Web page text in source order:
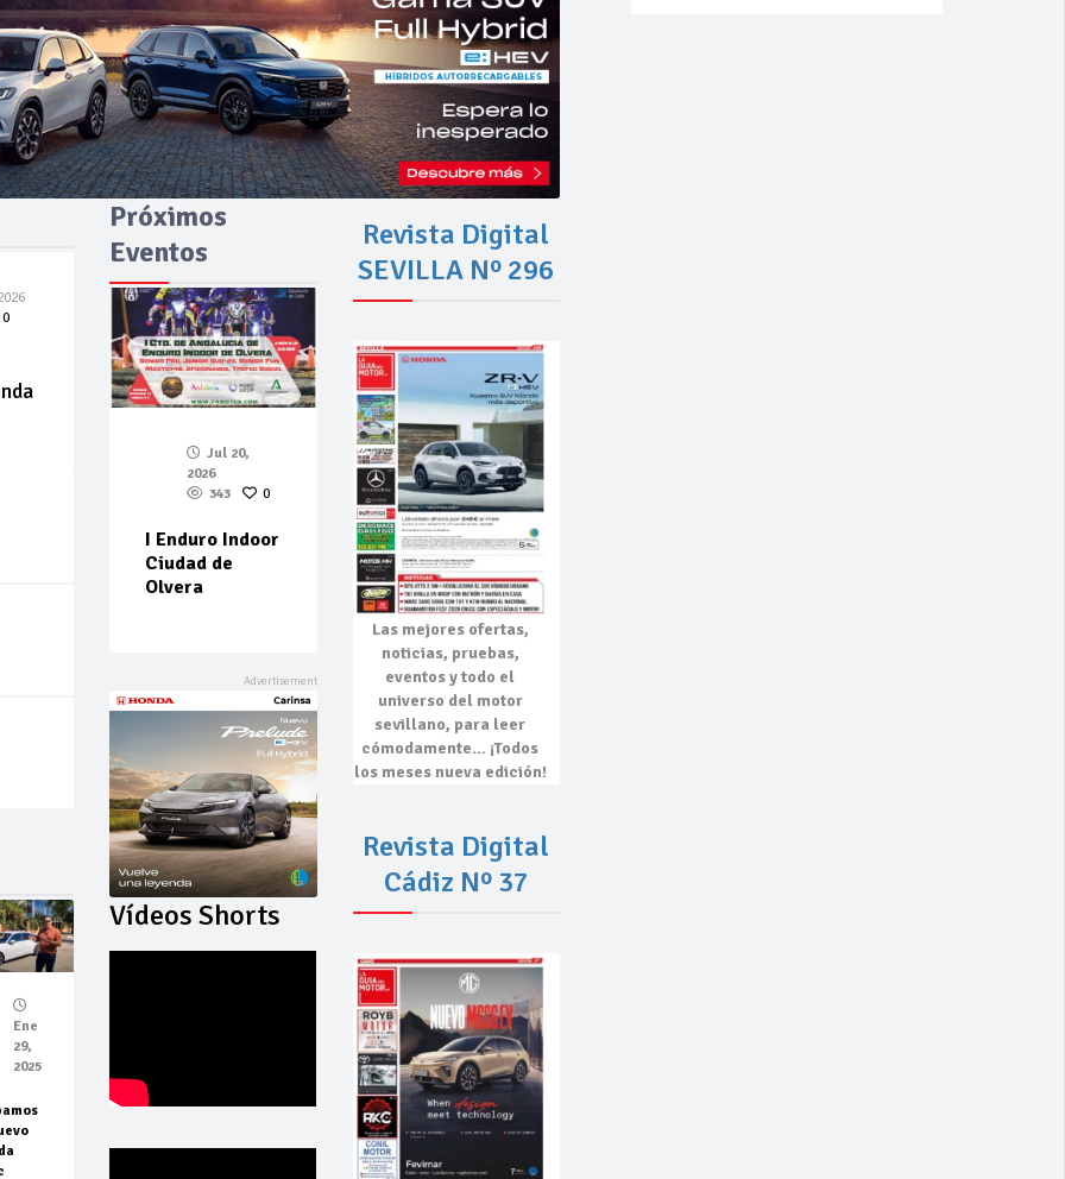
0
Ene
29,
2025
Próximos
Eventos
Jul 20,
2026
343
0
I Enduro Indoor
Ciudad de
Olvera
Vídeos Shorts
Revista Digital
SEVILLA Nº 296
Las mejores ofertas,
noticias, pruebas,
eventosy todo el
universo del motor
sevillano, para leer
cómodamente… ¡Todos
los meses nueva edición!
Revista Digital
Cádiz Nº 37